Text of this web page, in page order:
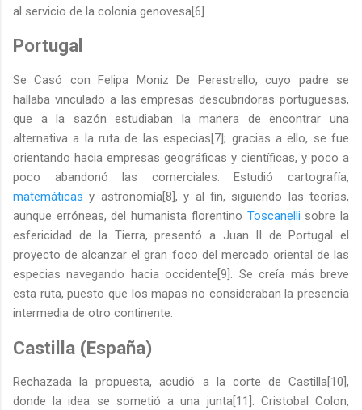
al servicio de la colonia genovesa[6].
Portugal
Se Casó con Felipa Moniz De Perestrello, cuyo padre se
hallaba vinculado a las empresas descubridoras portuguesas,
que a la sazón estudiaban la manera de encontrar una
alternativa a la ruta de las especias[7]; gracias a ello, se fue
orientando hacia empresas geográficas y científicas, y poco a
poco abandonó las comerciales. Estudió cartografía,
matemáticas y astronomía[8], y al fin, siguiendo las teorías,
aunque erróneas, del humanista florentino Toscanelli sobre la
esfericidad de la Tierra, presentó a Juan II de Portugal el
proyecto de alcanzar el gran foco del mercado oriental de las
especias navegando hacia occidente[9]. Se creía más breve
esta ruta, puesto que los mapas no consideraban la presencia
intermedia de otro continente.
Castilla (España)
Rechazada la propuesta, acudió a la corte de Castilla[10],
donde la idea se sometió a una junta[11]. Cristobal Colon,